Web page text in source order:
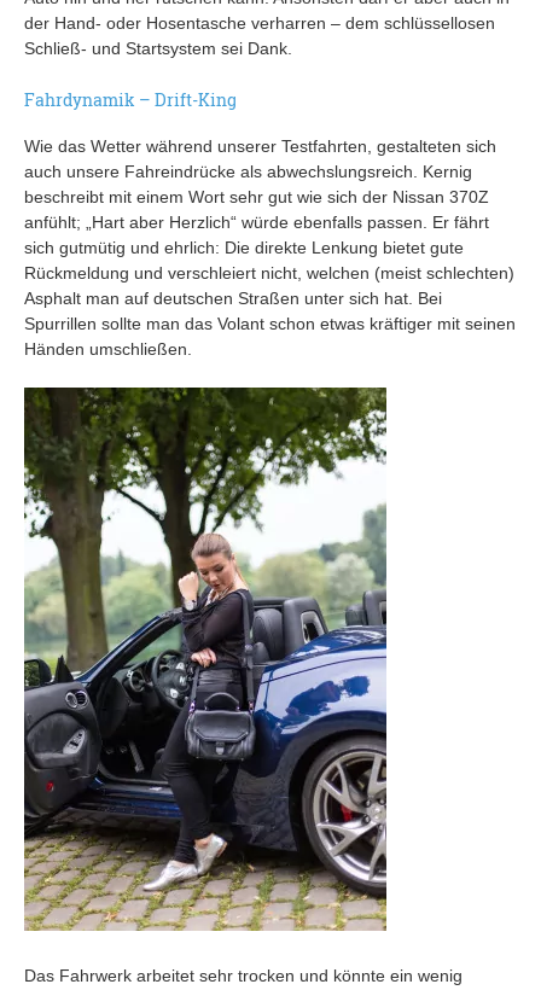
der Hand- oder Hosentasche verharren – dem schlüssellosen
Schließ- und Startsystem sei Dank.
Fahrdynamik – Drift-King
Wie das Wetter während unserer Testfahrten, gestalteten sich
auch unsere Fahreindrücke als abwechslungsreich. Kernig
beschreibt mit einem Wort sehr gut wie sich der Nissan 370Z
anfühlt; „Hart aber Herzlich“ würde ebenfalls passen. Er fährt
sich gutmütig und ehrlich: Die direkte Lenkung bietet gute
Rückmeldung und verschleiert nicht, welchen (meist schlechten)
Asphalt man auf deutschen Straßen unter sich hat. Bei
Spurrillen sollte man das Volant schon etwas kräftiger mit seinen
Händen umschließen.
Das Fahrwerk arbeitet sehr trocken und könnte ein wenig